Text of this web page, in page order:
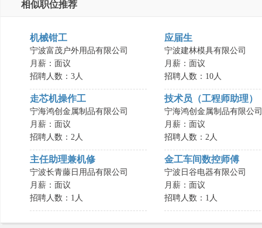
相似职位推荐
机械钳工
宁波富茂户外用品有限公司
月薪：面议
招聘人数：3人
应届生
宁波建林模具有限公司
月薪：面议
招聘人数：10人
走芯机操作工
宁海鸿创金属制品有限公司
月薪：面议
招聘人数：2人
技术员（工程师助理）
宁海鸿创金属制品有限公司
月薪：面议
招聘人数：2人
主任助理兼机修
宁波长青藤日用品有限公司
月薪：面议
招聘人数：1人
金工车间数控师傅
宁波日谷电器有限公司
月薪：面议
招聘人数：1人